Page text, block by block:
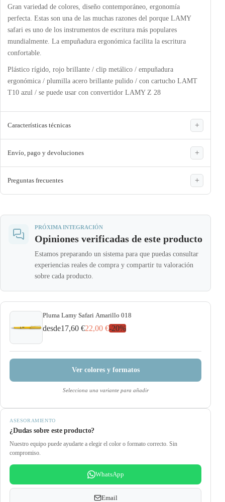
Gran variedad de colores, diseño contemporáneo, ergonomía
perfecta. Estas son una de las muchas razones del porque LAMY
safari es uno de los instrumentos de escritura más populares
mundialmente. La empuñadura ergonómica facilita la escritura
confortable.
Plástico rígido, rojo brillante / clip metálico / empuñadura
ergonómica / plumilla acero brillante pulido / con cartucho LAMT
T10 azul / se puede usar con convertidor LAMY Z 28
Características técnicas
Envío, pago y devoluciones
Preguntas frecuentes
PRÓXIMA INTEGRACIÓN
Opiniones verificadas de este producto
Estamos preparando un sistema para que puedas consultar
experiencias reales de compra y compartir tu valoración
sobre cada producto.
Pluma Lamy Safari Amarillo 018
desde17,60 €22,00 €-20%
Ver colores y formatos
Selecciona una variante para añadir
ASESORAMIENTO
¿Dudas sobre este producto?
Nuestro equipo puede ayudarte a elegir el color o formato correcto. Sin
compromiso.
WhatsApp
Email